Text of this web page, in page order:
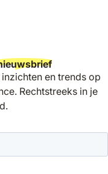
en trends op
Rechtstreeks in je